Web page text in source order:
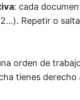
: cada
Repetir o
orden de
tienes